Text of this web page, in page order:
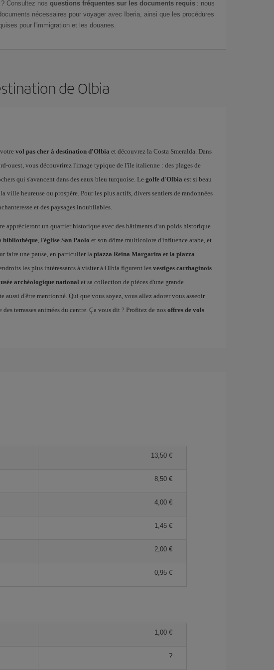
Consultez nos questions fréquentes sur les documents requis : nous
nécessaires pour voyager avec Iberia, ainsi que les procédures
pour l'immigration et les douanes.
de Olbia
vol pas cher à destination d'Olbia et découvrez la Costa Smeralda. Dans
ouest, vous découvrirez l'image typique de l'île italienne : des plages de
qui s'avancent dans des eaux bleu turquoise. Le golfe d'Olbia est si beau
ville heureuse ou prospère. Pour les plus actifs, divers sentiers de randonnées
et des paysages inoubliables.
apprécieront un quartier historique avec des bâtiments d'un poids historique
bibliothèque, l'église San Paolo et son dôme multicolore d'influence arabe, et
faire une pause, en particulier la piazza Reina Margarita et la piazza
endroits les plus intéressants à visiter à Olbia figurent les vestiges carthaginois
archéologique national et sa collection de pièces d'une grande
aussi d'être mentionné. Qui que vous soyez, vous allez adorer vous asseoir
terrasses animées du centre. Ça vous dit ? Profitez de nos offres de vols
13,50 €
8,50 €
4,00 €
1,45 €
2,00 €
0,95 €
1,00 €
?